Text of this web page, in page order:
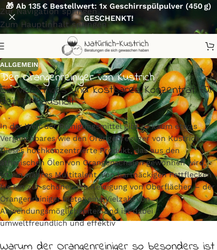
Zur Navigation springen
Zum Hauptinhalt springen
🎁 Ab 135 € Bestellwert: 1x Geschirrspülpulver (450 g)
GESCHENKT!
ALLGEMEIN
Der Orangenreiniger von Kustrich
Ein vielseitiges und kostbares Konzentrat für
deinen Haushalt
In der Welt der Reinigungsmittel gibt es kaum etwas
Vergleichbares wie den Orangenreiniger von Kustrich.
Dieses hochkonzentrierte Produkt, das aus den
ätherischen Ölen von Orangenschalen gewonnen wird,
ist ein wahres Multitalent. Von hartnäckigen Fettflecken
bis hin zur schonenden Reinigung von Oberflächen – der
Orangenreiniger bietet eine Vielzahl von
Anwendungsmöglichkeiten und ist dabei
umweltfreundlich und effektiv